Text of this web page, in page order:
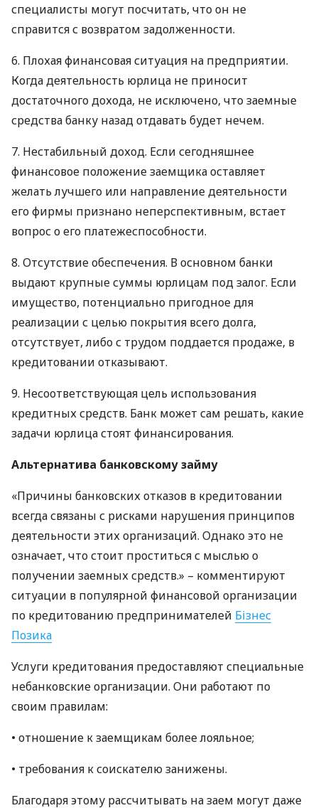
специалисты могут посчитать, что он не
справится с возвратом задолженности.
6. Плохая финансовая ситуация на предприятии.
Когда деятельность юрлица не приносит
достаточного дохода, не исключено, что заемные
средства банку назад отдавать будет нечем.
7. Нестабильный доход. Если сегодняшнее
финансовое положение заемщика оставляет
желать лучшего или направление деятельности
его фирмы признано неперспективным, встает
вопрос о его платежеспособности.
8. Отсутствие обеспечения. В основном банки
выдают крупные суммы юрлицам под залог. Если
имущество, потенциально пригодное для
реализации с целью покрытия всего долга,
отсутствует, либо с трудом поддается продаже, в
кредитовании отказывают.
9. Несоответствующая цель использования
кредитных средств. Банк может сам решать, какие
задачи юрлица стоят финансирования.
Альтернатива банковскому займу
«Причины банковских отказов в кредитовании
всегда связаны с рисками нарушения принципов
деятельности этих организаций. Однако это не
означает, что стоит проститься с мыслью о
получении заемных средств.» – комментируют
ситуации в популярной финансовой организации
по кредитованию предпринимателей Бізнес
Позика
Услуги кредитования предоставляют специальные
небанковские организации. Они работают по
своим правилам:
• отношение к заемщикам более лояльное;
• требования к соискателю занижены.
Благодаря этому рассчитывать на заем могут даже